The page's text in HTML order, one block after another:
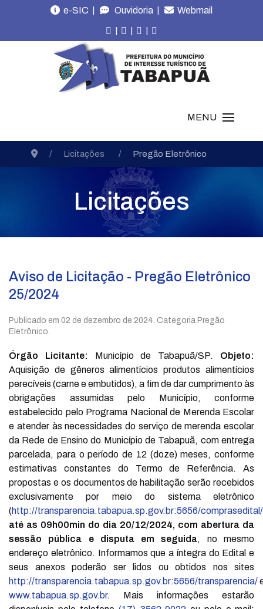
e-SIC | Ouvidoria | Webmail
| | |
MENU
Licitações Pregão Eletrônico
Licitações
Aviso de Licitação - Pregão Eletrônico
25/2024
Publicado em 02 de dezembro de 2024 . Categoria Pregão
Eletrônico.
Órgão Licitante: Município de Tabapuã/SP. Objeto:
Aquisição de gêneros alimentícios produtos alimentícios
perecíveis (carne e embutidos), a fim de dar cumprimento às
obrigações assumidas pelo Município, conforme
estabelecido pelo Programa Nacional de Merenda Escolar
e atender às necessidades do serviço de merenda escolar
da Rede de Ensino do Município de Tabapuã, com entrega
parcelada, para o período de 12 (doze) meses, conforme
estimativas constantes do Termo de Referência. As
propostas e os documentos de habilitação serão recebidos
exclusivamente por meio do sistema eletrônico
(http://transparencia.tabapua.sp.gov.br:5656/comprasedital/
até as 09h00min do dia 20/12/2024, com abertura da
sessão pública e disputa em seguida, no mesmo
endereço eletrônico. Informamos que a íntegra do Edital e
seus anexos poderão ser lidos ou obtidos nos sites
http://transparencia.tabapua.sp.gov.br:5656/transparencia/
www.tabapua.sp.gov.br. Mais informações estarão